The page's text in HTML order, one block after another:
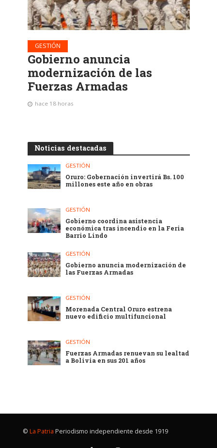
GESTIÓN
Gobierno anuncia
modernización de las
Fuerzas Armadas
hace 18 horas
Noticias destacadas
GESTIÓN
Oruro: Gobernación invertirá Bs. 100
millones este año en obras
GESTIÓN
Gobierno coordina asistencia
económica tras incendio en la Feria
Barrio Lindo
GESTIÓN
Gobierno anuncia modernización de
las Fuerzas Armadas
GESTIÓN
Morenada Central Oruro estrena
nuevo edificio multifuncional
GESTIÓN
Fuerzas Armadas renuevan su lealtad
a Bolivia en sus 201 años
© La Patria Periodismo independiente desde 1919